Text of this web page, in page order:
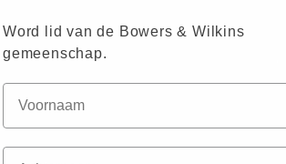
Word lid van de Bowers & Wilkins
gemeenschap.